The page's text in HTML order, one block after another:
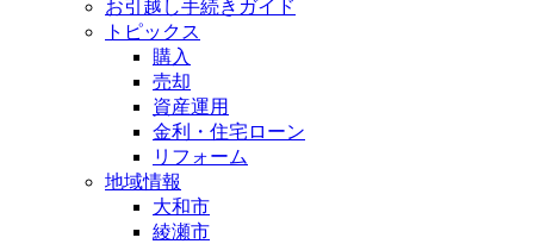
お引越し手続きガイド
トピックス
購入
売却
資産運用
金利・住宅ローン
リフォーム
地域情報
大和市
綾瀬市